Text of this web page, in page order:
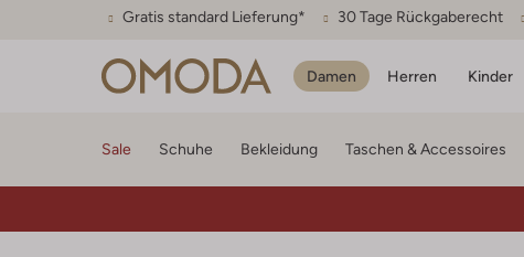
Gratis standard Lieferung* 30 Tage Rückgaberecht
Damen Herren Kinder
Sale Schuhe Bekleidung Taschen & Accessoires